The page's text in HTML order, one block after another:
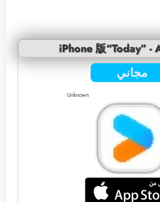
iPhone 版“Today” -
مجاني
Unknown